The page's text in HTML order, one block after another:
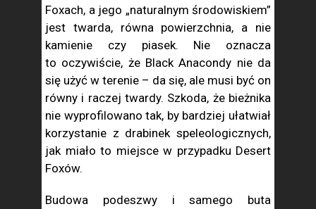
Foxach, a jego „naturalnym środowiskiem”
jest twarda, równa powierzchnia, a nie
kamienie czy piasek. Nie oznacza
to oczywiście, że Black Anacondy nie da
się użyć w terenie – da się, ale musi być on
równy i raczej twardy. Szkoda, że bieżnika
nie wyprofilowano tak, by bardziej ułatwiał
korzystanie z drabinek speleologicznych,
jak miało to miejsce w przypadku Desert
Foxów.
Budowa podeszwy i samego buta